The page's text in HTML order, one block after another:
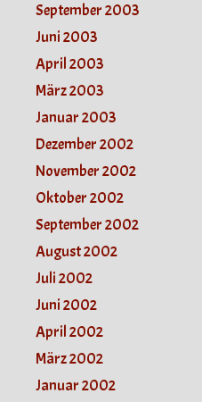
September 2003
Juni 2003
April 2003
März 2003
Januar 2003
Dezember 2002
November 2002
Oktober 2002
September 2002
August 2002
Juli 2002
Juni 2002
April 2002
März 2002
Januar 2002